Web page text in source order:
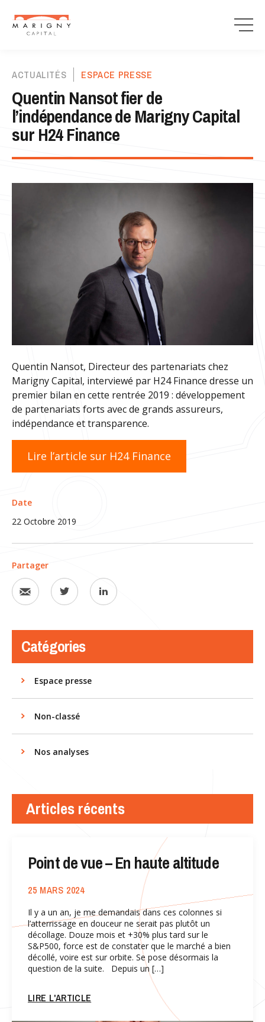
ACTUALITÉS ESPACE PRESSE
Quentin Nansot fier de
l’indépendance de Marigny Capital
sur H24 Finance
Quentin Nansot, Directeur des partenariats chez
Marigny Capital, interviewé par H24 Finance dresse un
premier bilan en cette rentrée 2019 : développement
de partenariats forts avec de grands assureurs,
indépendance et transparence.
Lire l’article sur H24 Finance
Date
22 Octobre 2019
Partager
Catégories
Espace presse
Non-classé
Nos analyses
Articles récents
Point de vue – En haute altitude
25 MARS 2024
Il y a un an, je me demandais dans ces colonnes si
l’atterrissage en douceur ne serait pas plutôt un
décollage. Douze mois et +30% plus tard sur le
S&P500, force est de constater que le marché a bien
décollé, voire est sur orbite. Se pose désormais la
question de la suite. Depuis un […]
LIRE L'ARTICLE